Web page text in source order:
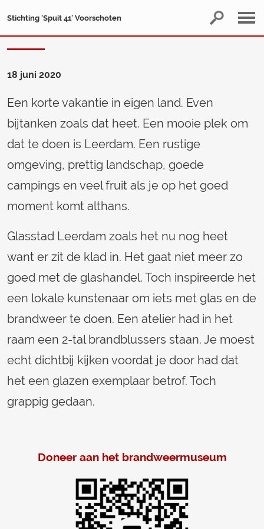
Stichting 'Spuit 41' Voorschoten
18 juni 2020
Een korte vakantie in eigen land. Even
bijtanken zoals dat heet. Een mooie plek om
dat te doen is Leerdam. Een rustige
omgeving, prettig landschap, goede
campings en veel fruit als je op het goed
moment komt althans.
Glasstad Leerdam zoals het nu nog heet
want er zit de klad in. Het gaat niet meer zo
goed met de glashandel. Toch inspireerde het
een lokale kunstenaar om iets met glas en de
brandweer te doen. Een atelier had in het
raam een 2-tal brandblussers staan. Je moest
echt dichtbij kijken voordat je door had dat
het een glazen exemplaar betrof. Toch
grappig gedaan.
Doneer aan het brandweermuseum